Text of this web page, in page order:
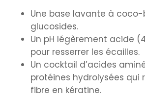
Une base lavante à
glucosides.
Un pH légèrement acide
pour resserrer les écailles.
Un cocktail d’acides
protéines hydrolysées qui
fibre en kératine.